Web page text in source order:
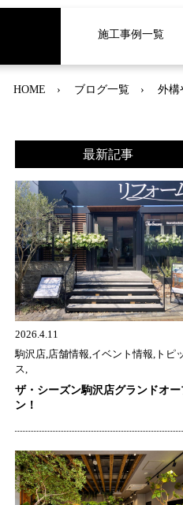
施工事例一覧
HOME ブログ一覧 外構
最新記事
2026.4.11
駒沢店,店舗情報,イベント情報,トピ
ス,
ザ・シーズン駒沢店グランドオー
ン！